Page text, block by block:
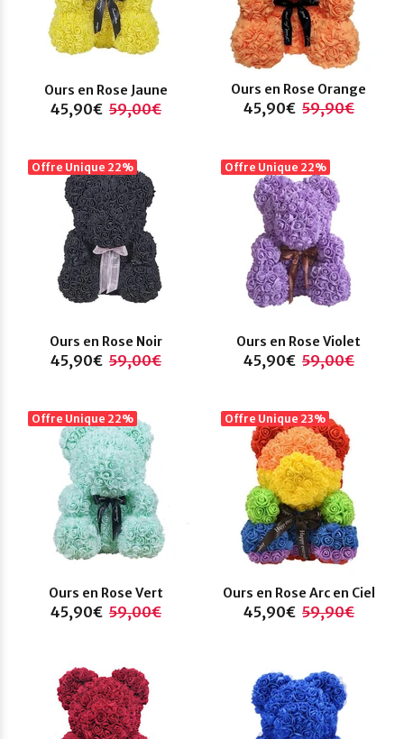
Ours en Rose Jaune
45,90€ 59,00€
Ours en Rose Orange
45,90€ 59,90€
Offre Unique 22%
Ours en Rose Noir
45,90€ 59,00€
Offre Unique 22%
Ours en Rose Violet
45,90€ 59,00€
Offre Unique 22%
Ours en Rose Vert
45,90€ 59,00€
Offre Unique 23%
Ours en Rose Arc en Ciel
45,90€ 59,90€